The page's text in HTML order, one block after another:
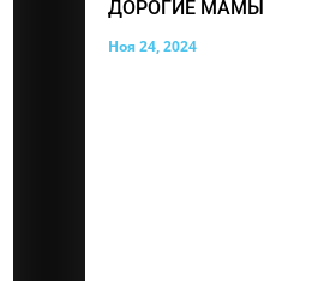
ДОРОГИЕ МАМЫ
Ноя 24, 2024